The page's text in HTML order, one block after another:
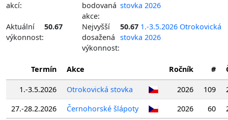
akcí:
bodovaná
akce:
stovka 2026
Aktuální
výkonnost:
50.67
Nejvyšší
dosažená
výkonnost:
50.67 1.-3.5.2026 Otrokovická
stovka 2026
Termín Akce Ročník #
1.-3.5.2026 Otrokovická stovka 2026 109
27.-28.2.2026
Černohorské šlápoty 2026 60